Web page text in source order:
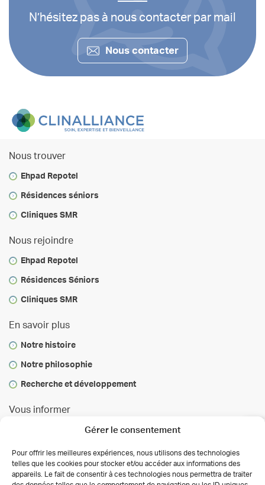
Gérer le consentement
Pour offrir les meilleures expériences, nous utilisons des technologies
telles que les cookies pour stocker et/ou accéder aux informations des
appareils. Le fait de consentir à ces technologies nous permettra de traiter
N’hésitez pas à nous contacter par mail
Nous contacter
Nous trouver
Ehpad Repotel
Résidences séniors
Cliniques SMR
Nous rejoindre
Ehpad Repotel
Résidences Séniors
Cliniques SMR
En savoir plus
Notre histoire
Notre philosophie
Recherche et développement
Vous informer
Actualités
Presse